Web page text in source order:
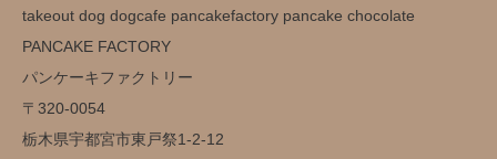
takeout dog dogcafe pancakefactory pancake chocolate
PANCAKE FACTORY
パンケーキファクトリー
〒320-0054
栃木県宇都宮市東戸祭1-2-12